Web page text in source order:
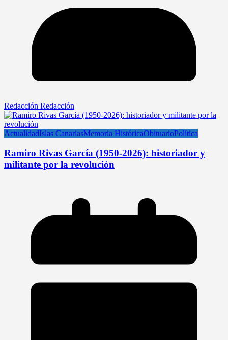
Redacción Redacción
ActualidadIslas CanariasMemoria HistóricaObituarioPolítica
Ramiro Rivas García (1950-2026): historiador y
militante por la revolución